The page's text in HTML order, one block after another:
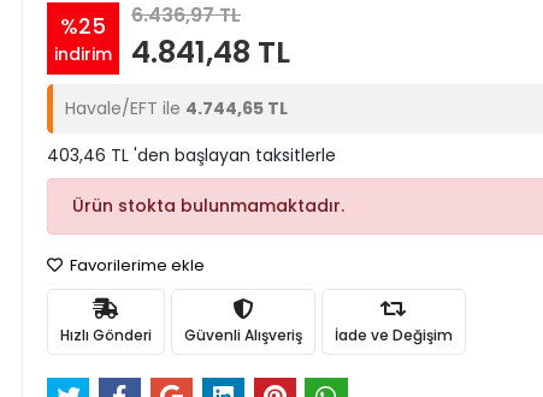
%25
indirim
6.436,97 TL
4.841,48 TL
Havale/EFT ile 4.744,65 TL
403,46 TL 'den başlayan taksitlerle
Ürün stokta bulunmamaktadır.
Favorilerime ekle
Hızlı Gönderi Güvenli Alışveriş İade ve Değişim